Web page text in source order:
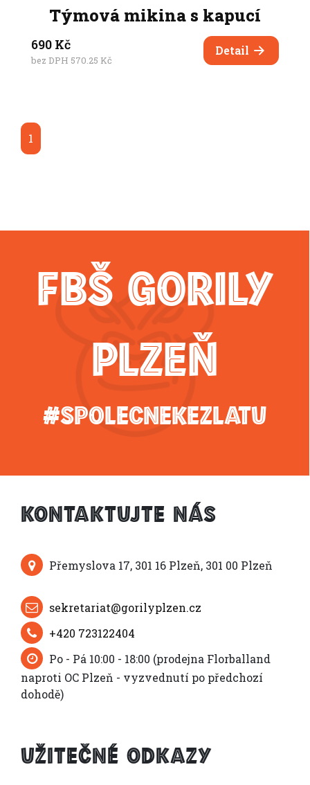
Týmová mikina s kapucí
690 Kč
bez DPH 570.25 Kč
Detail
1
FBŠ Gorily
Plzeň
#spolecnekezlatu
Kontaktujte nás
Přemyslova 17, 301 16 Plzeň, 301 00 Plzeň
sekretariat@gorilyplzen.cz
+420 723122404
Po - Pá 10:00 - 18:00 (prodejna Florballand
naproti OC Plzeň - vyzvednutí po předchozí
dohodě)
Užitečné odkazy